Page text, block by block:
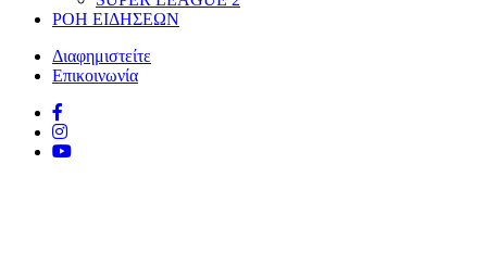
ΡΟΗ ΕΙΔΗΣΕΩΝ
Διαφημιστείτε
Επικοινωνία